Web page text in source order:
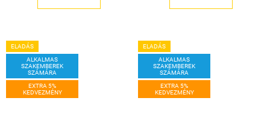
ELADÁS
ALKALMAS
SZAKEMBEREK
SZÁMÁRA
EXTRA 5%
KEDVEZMÉNY
ELADÁS
ALKALMAS
SZAKEMBEREK
SZÁMÁRA
EXTRA 5%
KEDVEZMÉNY